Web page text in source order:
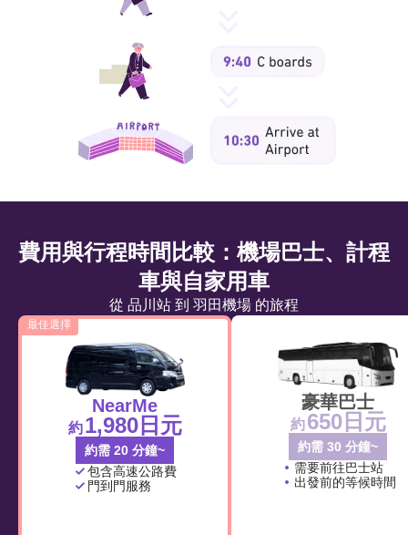
費用與行程時間比較：機場巴士、計程
車與自家用車
從 品川站 到 羽田機場 的旅程
最佳選擇
NearMe
約 1,980日元
約需 20 分鐘~
包含高速公路費
門到門服務
豪華巴士
約 650日元
約需 30 分鐘~
需要前往巴士站
出發前的等候時間